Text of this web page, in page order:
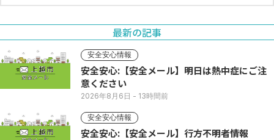
最新の記事
安全安心情報
安全安心:【安全メール】明日は熱中症にご注
意ください
2026年8月6日 - 13時間前
安全安心情報
安全安心:【安全メール】行方不明者情報